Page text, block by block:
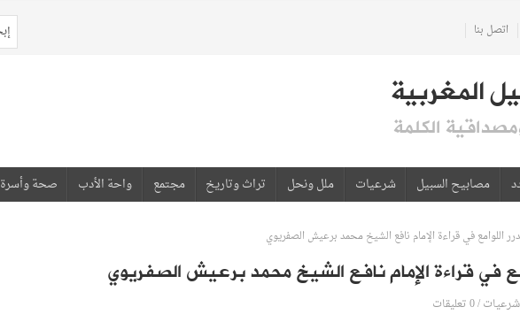
اتصل بنا
المغربية
الكلمة
مصابيح السبيل شرعيات ملل ونحل تراث وتاريخ مجتمع واحة الأدب صحة وأسرة
اللوامع في قراءة الإمام نافع الشيخ محمد برعيش الصفريوي
في قراءة الإمام نافع الشيخ محمد برعيش الصفريوي
شرعيات/0 تعليقات